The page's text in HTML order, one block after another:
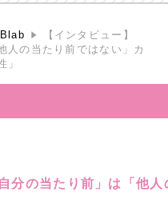
Blab
【インタビュー】
人の当たり前ではない」カ
」
分の当たり前」は「他